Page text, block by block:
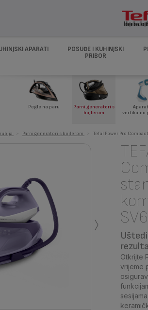
APARATI
POSUĐE I KUHINJSKI
PRIBOR
Pegle na paru
Parni generatori s
bojlerom
vertikalno
Parni generatori s bojlerom Tefal Power Pro
›
Otkrijte
vrijeme